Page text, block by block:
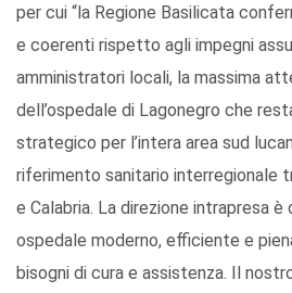
per cui “la Regione Basilicata
e coerenti rispetto agli impegni
amministratori locali, la massima
dell’ospedale di Lagonegro che
strategico per l’intera area sud
riferimento sanitario interregionale
e Calabria. La direzione intrapresa è
ospedale moderno, efficiente e
bisogni di cura e assistenza. Il